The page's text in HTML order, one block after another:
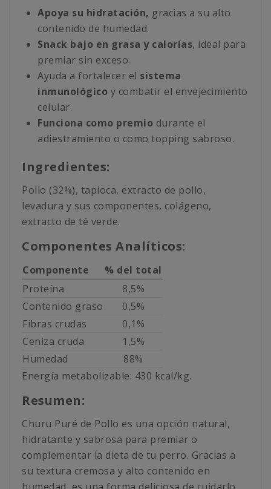
Apoya su hidratación, gracias a su alto
contenido de humedad.
Snack bajo en grasa y calorías, ideal para
premiar sin exceso.
Ayuda a fortalecer el sistema
inmunológico y combatir el envejecimiento
celular.
Funciona como premio durante el
adiestramiento o como topping sabroso.
Ingredientes:
Pollo (32%), tapioca, extracto de pollo,
levadura y sus componentes, colágeno,
extracto de té verde.
Componentes Analíticos:
Componente
% del total
Proteína
8,5%
Contenido graso
0,5%
Fibras crudas
0,1%
Ceniza cruda
1,5%
Humedad
88%
Energía metabolizable: 430 kcal/kg.
Resumen:
Churu Puré de Pollo es una opción natural,
hidratante y sabrosa para premiar o
complementar la dieta de tu perro. Gracias a
su textura cremosa y alto contenido en